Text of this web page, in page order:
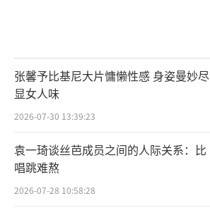
张馨予比基尼大片慵懒性感 身姿曼妙尽
显女人味
2026-07-30 13:39:23
袁一琦谈丝芭成员之间的人际关系：比
唱跳难熬
2026-07-28 10:58:28